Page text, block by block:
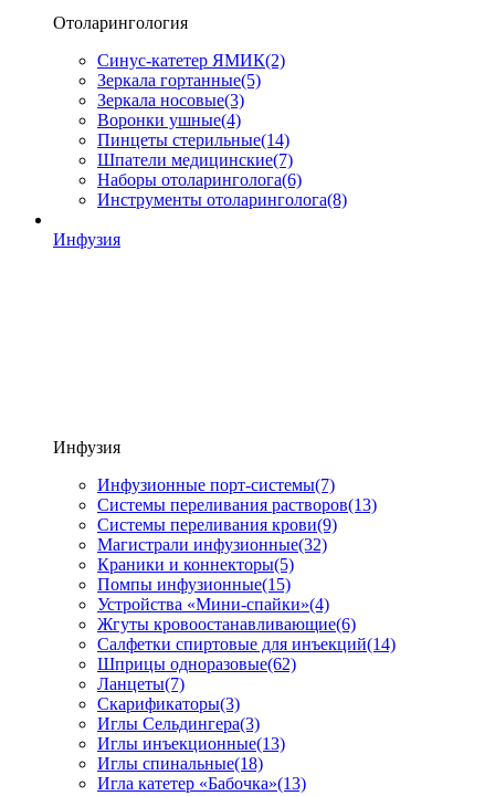
Отоларингология
Синус-катетер ЯМИК(2)
Зеркала гортанные(5)
Зеркала носовые(3)
Воронки ушные(4)
Пинцеты стерильные(14)
Шпатели медицинские(7)
Наборы отоларинголога(6)
Инструменты отоларинголога(8)
Инфузия
Инфузия
Инфузионные порт-системы(7)
Системы переливания растворов(13)
Системы переливания крови(9)
Магистрали инфузионные(32)
Краники и коннекторы(5)
Помпы инфузионные(15)
Устройства «Мини-спайки»(4)
Жгуты кровоостанавливающие(6)
Салфетки спиртовые для инъекций(14)
Шприцы одноразовые(62)
Ланцеты(7)
Скарификаторы(3)
Иглы Сельдингера(3)
Иглы инъекционные(13)
Иглы спинальные(18)
Игла катетер «Бабочка»(13)